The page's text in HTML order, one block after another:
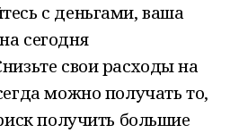
с деньгами, ваша
сегодня
свои расходы на
можно получать то,
получить большие